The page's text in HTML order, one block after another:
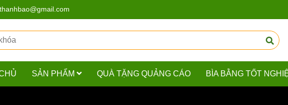
SẢN PHẨM QUÀ TẶNG QUẢNG CÁO BÌA BẰNG TỐT